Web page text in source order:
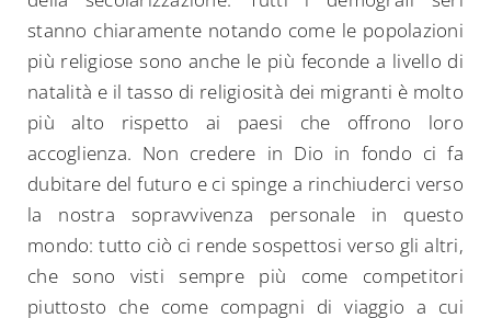
stanno chiaramente notando come le popolazioni
più religiose sono anche le più feconde a livello di
natalità e il tasso di religiosità dei migranti è molto
più alto rispetto ai paesi che offrono loro
accoglienza. Non credere in Dio in fondo ci fa
dubitare del futuro e ci spinge a rinchiuderci verso
la nostra sopravvivenza personale in questo
mondo: tutto ciò ci rende sospettosi verso gli altri,
che sono visti sempre più come competitori
piuttosto che come compagni di viaggio a cui